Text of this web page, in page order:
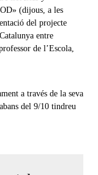
(dijous, a les
del projecte
entre
de l’Escola,
a través de la seva
del 9/10 tindreu